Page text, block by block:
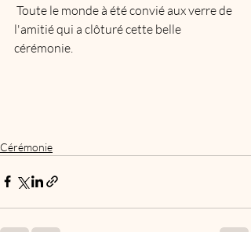
l'amitié qui a clôturé cette belle
cérémonie.
Cérémonie